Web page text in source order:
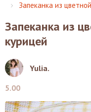
Запеканка из
Запеканка из
курицей
Yulia.
5.00